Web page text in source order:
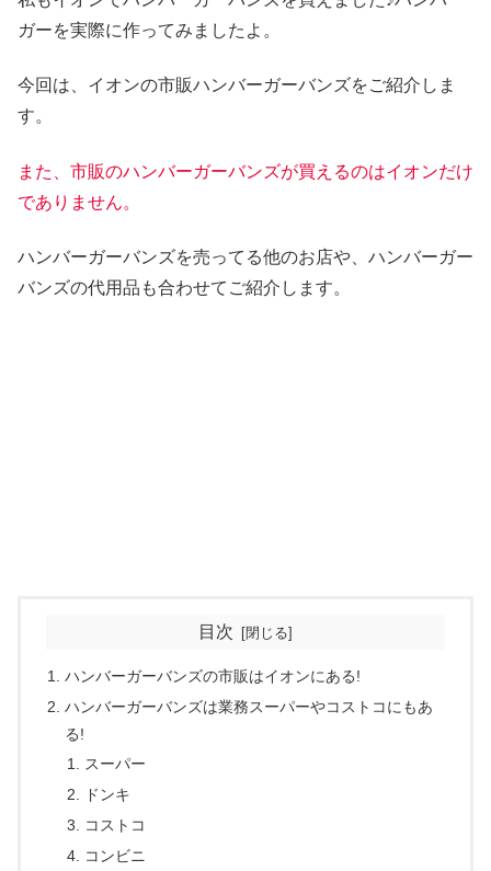
ガーを実際に作ってみましたよ。
今回は、イオンの市販ハンバーガーバンズをご紹介しま
す。
また、市販のハンバーガーバンズが買えるのはイオンだけ
でありません。
ハンバーガーバンズを売ってる他のお店や、ハンバーガー
バンズの代用品も合わせてご紹介します。
目次
ハンバーガーバンズの市販はイオンにある!
ハンバーガーバンズは業務スーパーやコストコにもあ
る!
スーパー
ドンキ
コストコ
コンビニ